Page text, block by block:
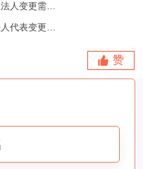
相应指导而定，填写
名字，同时也需要盖
还需要准备公司的执
照的正件和副本，同
以各位在变更之前最
办理法人变更手续有哪些？办理法人变更需要提供哪些材..
法人代表变更流程都有什么？法人代表变更的资料需要哪..
赞